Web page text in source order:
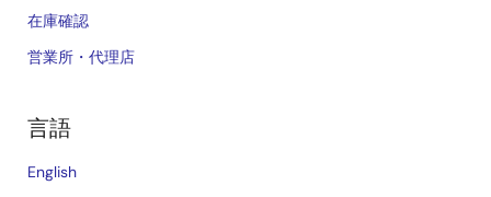
在庫確認
営業所・代理店
言語
English